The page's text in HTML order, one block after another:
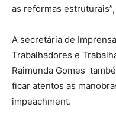
as reformas
A secretária de
Trabalhadores e
Raimunda Gomes
ficar atentos as
impeachment.